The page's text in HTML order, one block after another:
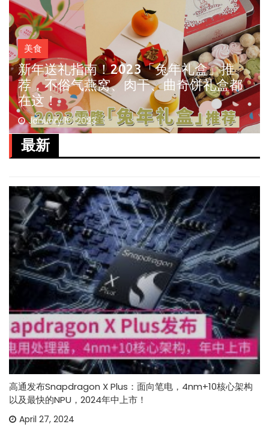
美食
2023最新！OUG「Happy Garden必吃
美食」推荐，每一家都超澎湃的！
January 10, 2023
最新
高通发布Snapdragon X Plus：面向笔电，4nm+10核心架构
以及最快的NPU，2024年中上市！
April 27, 2024